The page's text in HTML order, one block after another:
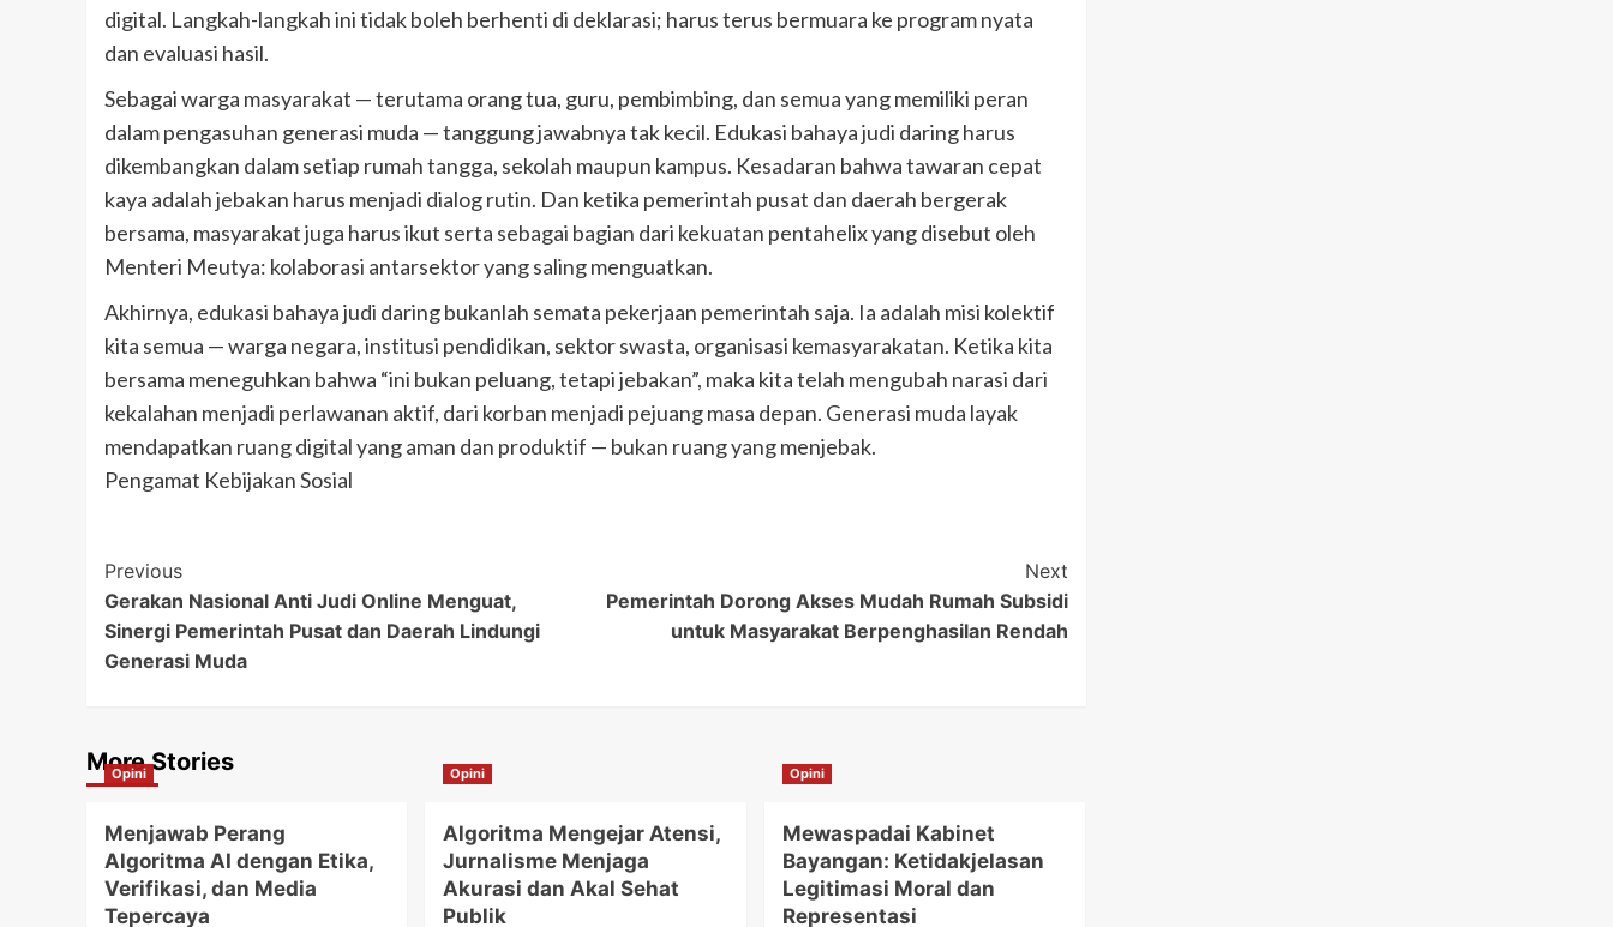
digital. Langkah-langkah ini tidak boleh berhenti di deklarasi; harus terus bermuara ke program nyata
dan evaluasi hasil.
Sebagai warga masyarakat — terutama orang tua, guru, pembimbing, dan semua yang memiliki peran
dalam pengasuhan generasi muda — tanggung jawabnya tak kecil. Edukasi bahaya judi daring harus
dikembangkan dalam setiap rumah tangga, sekolah maupun kampus. Kesadaran bahwa tawaran cepat
kaya adalah jebakan harus menjadi dialog rutin. Dan ketika pemerintah pusat dan daerah bergerak
bersama, masyarakat juga harus ikut serta sebagai bagian dari kekuatan pentahelix yang disebut oleh
Menteri Meutya: kolaborasi antarsektor yang saling menguatkan.
Akhirnya, edukasi bahaya judi daring bukanlah semata pekerjaan pemerintah saja. Ia adalah misi kolektif
kita semua — warga negara, institusi pendidikan, sektor swasta, organisasi kemasyarakatan. Ketika kita
bersama meneguhkan bahwa “ini bukan peluang, tetapi jebakan”, maka kita telah mengubah narasi dari
kekalahan menjadi perlawanan aktif, dari korban menjadi pejuang masa depan. Generasi muda layak
mendapatkan ruang digital yang aman dan produktif — bukan ruang yang menjebak.
Pengamat Kebijakan Sosial
Post
Navigation
Previous
Gerakan Nasional Anti Judi Online Menguat,
Sinergi Pemerintah Pusat dan Daerah Lindungi
Generasi Muda
Next
Pemerintah Dorong Akses Mudah Rumah Subsidi
untuk Masyarakat Berpenghasilan Rendah
More Stories
Opini
Menjawab Perang
Algoritma AI dengan Etika,
Verifikasi, dan Media
Tepercaya
Opini
Algoritma Mengejar Atensi,
Jurnalisme Menjaga
Akurasi dan Akal Sehat
Publik
Opini
Mewaspadai Kabinet
Bayangan: Ketidakjelasan
Legitimasi Moral dan
Representasi